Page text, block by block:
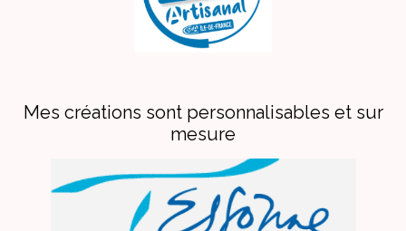
Mes créations sont personnalisables et sur
mesure